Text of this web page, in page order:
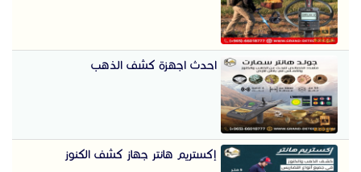
احدث اجهزة كشف الذهب
إكستريم هانتر جهاز كشف الكنوز